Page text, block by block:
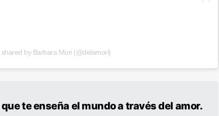
shared by Barbara Mori (@delamori)
te enseña el mundo a través del amor.